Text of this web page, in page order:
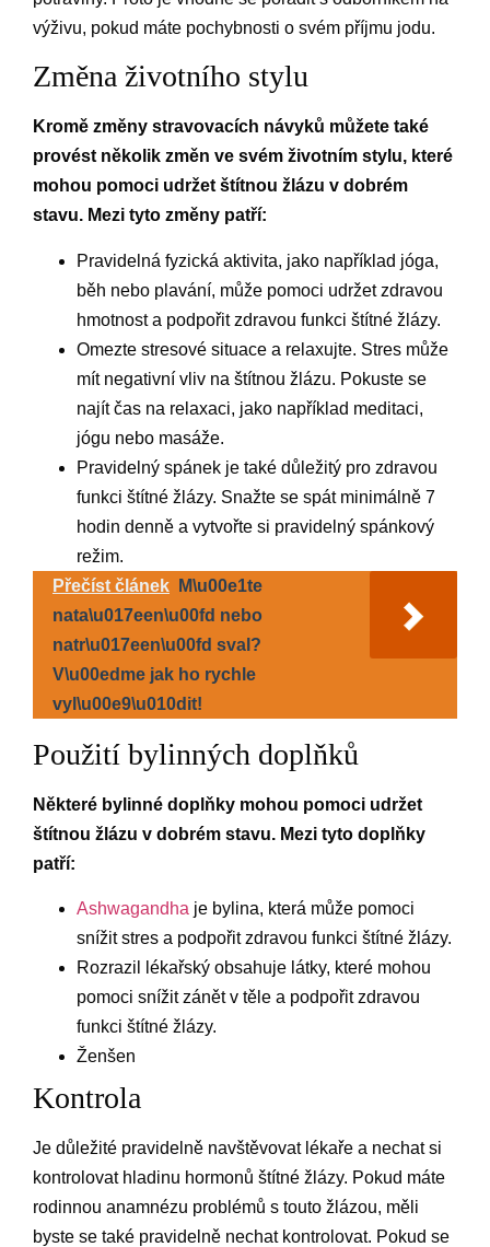
výživu, pokud máte pochybnosti o svém příjmu jodu.
Změna životního stylu
Kromě změny stravovacích návyků můžete také
provést několik změn ve svém životním stylu, které
mohou pomoci udržet štítnou žlázu v dobrém
stavu. Mezi tyto změny patří:
Pravidelná fyzická aktivita, jako například jóga,
běh nebo plavání, může pomoci udržet zdravou
hmotnost a podpořit zdravou funkci štítné žlázy.
Omezte stresové situace a relaxujte. Stres může
mít negativní vliv na štítnou žlázu. Pokuste se
najít čas na relaxaci, jako například meditaci,
jógu nebo masáže.
Pravidelný spánek je také důležitý pro zdravou
funkci štítné žlázy. Snažte se spát minimálně 7
hodin denně a vytvořte si pravidelný spánkový
režim.
Přečíst článek
M\u00e1te
nata\u017een\u00fd nebo
natr\u017een\u00fd sval?
V\u00edme jak ho rychle
vyl\u00e9\u010dit!
Použití bylinných doplňků
Některé bylinné doplňky mohou pomoci udržet
štítnou žlázu v dobrém stavu. Mezi tyto doplňky
patří:
Ashwagandha je bylina, která může pomoci
snížit stres a podpořit zdravou funkci štítné žlázy.
Rozrazil lékařský obsahuje látky, které mohou
pomoci snížit zánět v těle a podpořit zdravou
funkci štítné žlázy.
Ženšen
Kontrola
Je důležité pravidelně navštěvovat lékaře a nechat si
kontrolovat hladinu hormonů štítné žlázy. Pokud máte
rodinnou anamnézu problémů s touto žlázou, měli
byste se také pravidelně nechat kontrolovat. Pokud se